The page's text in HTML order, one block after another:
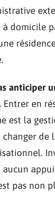
domicile
anticiper
Entrer en
est la
changer de
aucun
pas non